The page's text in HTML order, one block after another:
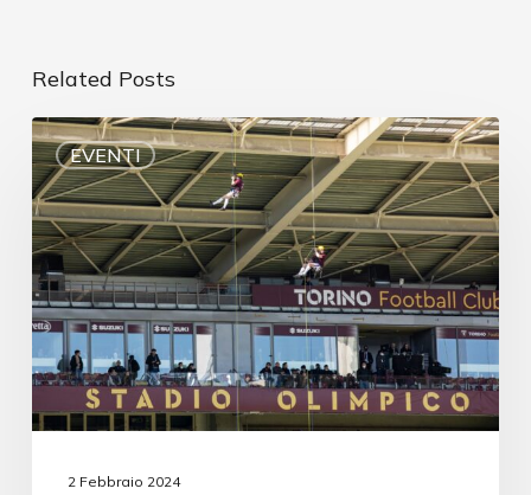
Related Posts
EVENTI
2 Febbraio 2024